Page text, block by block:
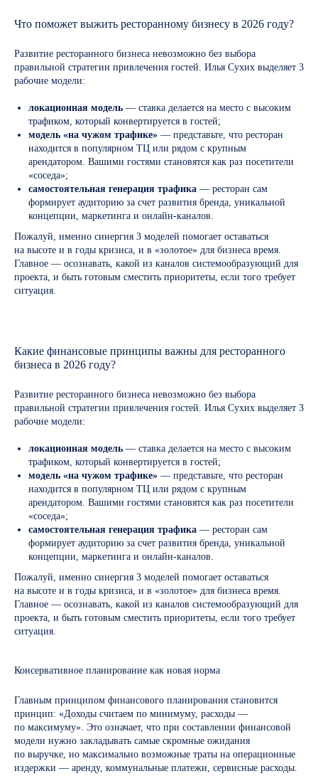
Что поможет выжить ресторанному бизнесу в 2026 году?
Развитие ресторанного бизнеса невозможно без выбора
правильной стратегии привлечения гостей. Илья Сухих выделяет 3
рабочие модели:
локационная модель — ставка делается на место с высоким
трафиком, который конвертируется в гостей;
модель «на чужом трафике» — представьте, что ресторан
находится в популярном ТЦ или рядом с крупным
арендатором. Вашими гостями становятся как раз посетители
«соседа»;
самостоятельная генерация трафика — ресторан сам
формирует аудиторию за счет развития бренда, уникальной
концепции, маркетинга и онлайн-каналов.
Пожалуй, именно синергия 3 моделей помогает оставаться
на высоте и в годы кризиса, и в «золотое» для бизнеса время.
Главное — осознавать, какой из каналов системообразующий для
проекта, и быть готовым сместить приоритеты, если того требует
ситуация.
Какие финансовые принципы важны для ресторанного
бизнеса в 2026 году?
Развитие ресторанного бизнеса невозможно без выбора
правильной стратегии привлечения гостей. Илья Сухих выделяет 3
рабочие модели:
локационная модель — ставка делается на место с высоким
трафиком, который конвертируется в гостей;
модель «на чужом трафике» — представьте, что ресторан
находится в популярном ТЦ или рядом с крупным
арендатором. Вашими гостями становятся как раз посетители
«соседа»;
самостоятельная генерация трафика — ресторан сам
формирует аудиторию за счет развития бренда, уникальной
концепции, маркетинга и онлайн-каналов.
Пожалуй, именно синергия 3 моделей помогает оставаться
на высоте и в годы кризиса, и в «золотое» для бизнеса время.
Главное — осознавать, какой из каналов системообразующий для
проекта, и быть готовым сместить приоритеты, если того требует
ситуация.
Консервативное планирование как новая норма
Главным принципом финансового планирования становится
принцип: «Доходы считаем по минимуму, расходы —
по максимуму». Это означает, что при составлении финансовой
модели нужно закладывать самые скромные ожидания
по выручке, но максимально возможные траты на операционные
издержки — аренду, коммунальные платежи, сервисные расходы.